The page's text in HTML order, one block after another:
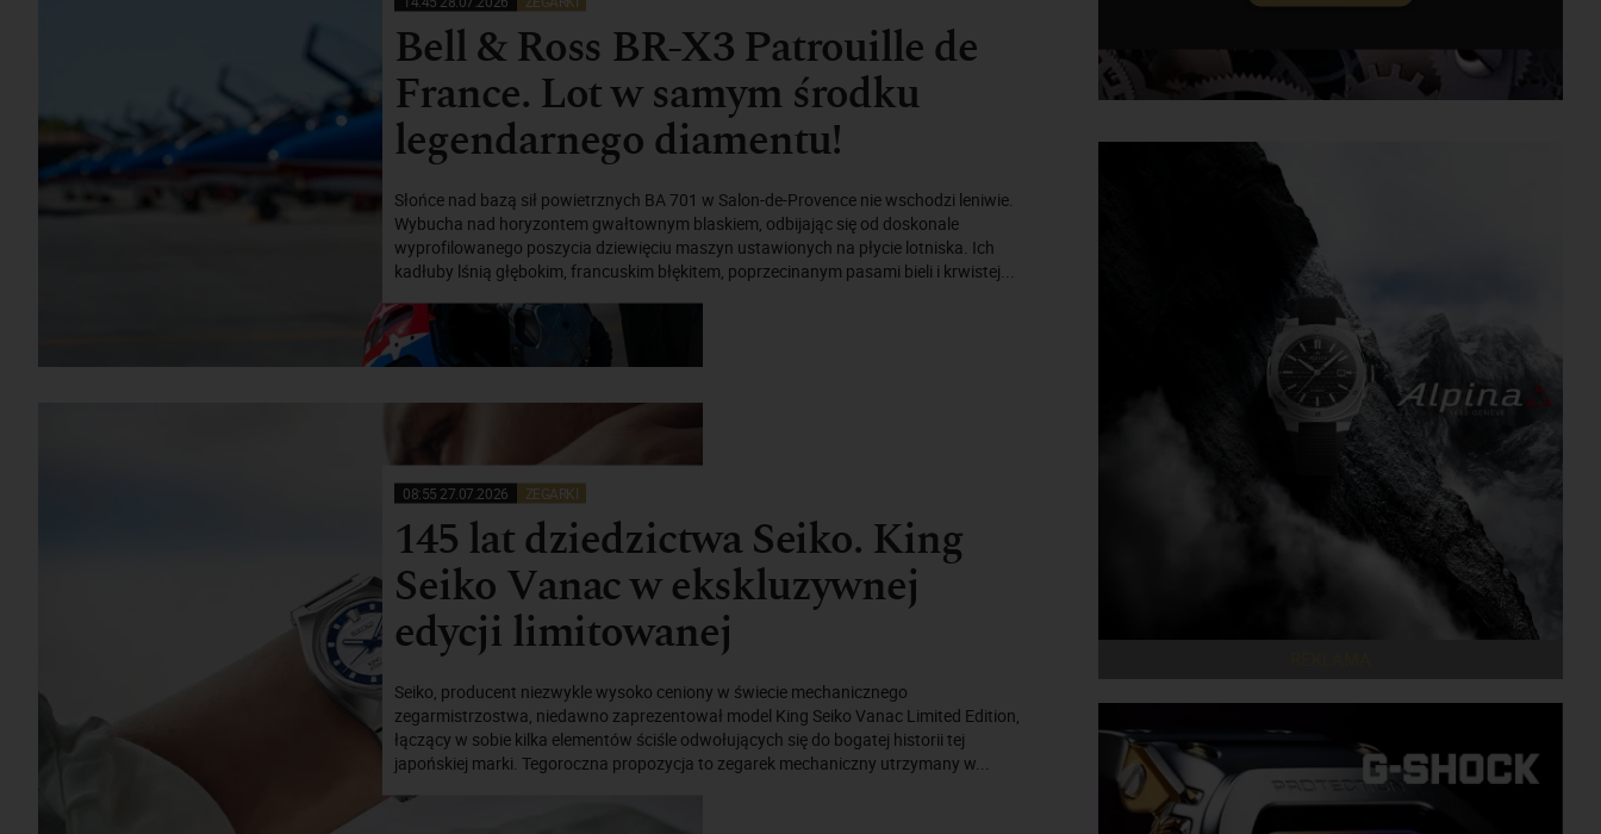
Bell & Ross BR-X3 Patrouille de
France. Lot w samym środku
legendarnego diamentu!
Słońce nad bazą sił powietrznych BA 701 w Salon-de-Provence nie wschodzi leniwie.
Wybucha nad horyzontem gwałtownym blaskiem, odbijając się od doskonale
wyprofilowanego poszycia dziewięciu maszyn ustawionych na płycie lotniska. Ich
kadłuby lśnią głębokim, francuskim błękitem, poprzecinanym pasami bieli i krwistej...
08:55 27.07.2026 ZEGARKI
145 lat dziedzictwa Seiko. King
Seiko Vanac w ekskluzywnej
edycji limitowanej
Seiko, producent niezwykle wysoko ceniony w świecie mechanicznego
zegarmistrzostwa, niedawno zaprezentował model King Seiko Vanac Limited Edition,
łączący w sobie kilka elementów ściśle odwołujących się do bogatej historii tej
japońskiej marki. Tegoroczna propozycja to zegarek mechaniczny utrzymany w...